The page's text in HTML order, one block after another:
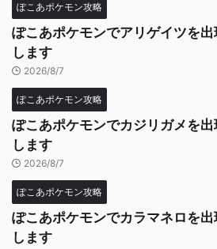
ぽこあポケモン攻略
ぽこあポケモンでアリゲイツを
します
2026/8/7
ぽこあポケモン攻略
ぽこあポケモンでカジリガメを
します
2026/8/7
ぽこあポケモン攻略
ぽこあポケモンでカラマネロを
します